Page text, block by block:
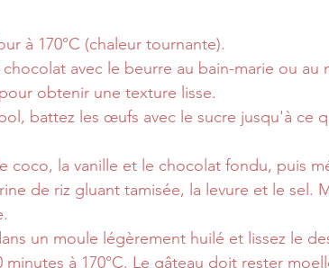
à 170°C (chaleur tournante).
avec le beurre au bain-marie ou au
obtenir une texture lisse.
battez les œufs avec le sucre jusqu'à ce
coco, la vanille et le chocolat fondu, puis
de riz gluant tamisée, la levure et le sel.
un moule légèrement huilé et lissez le
minutes à 170°C. Le gâteau doit rester